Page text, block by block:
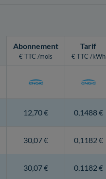
Abonnement
€ TTC /mois
Tarif
€ TTC /kWh
12,70 € 0,1488 €
30,07 € 0,1182 €
30,07 € 0,1182 €